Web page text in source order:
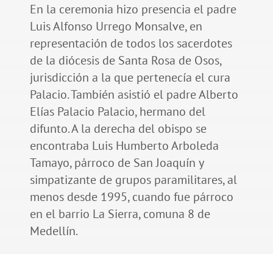
En la ceremonia hizo presencia el padre
Luis Alfonso Urrego Monsalve, en
representación de todos los sacerdotes
de la diócesis de Santa Rosa de Osos,
jurisdicción a la que pertenecía el cura
Palacio. También asistió el padre Alberto
Elías Palacio Palacio, hermano del
difunto. A la derecha del obispo se
encontraba Luis Humberto Arboleda
Tamayo, párroco de San Joaquín y
simpatizante de grupos paramilitares, al
menos desde 1995, cuando fue párroco
en el barrio La Sierra, comuna 8 de
Medellín.